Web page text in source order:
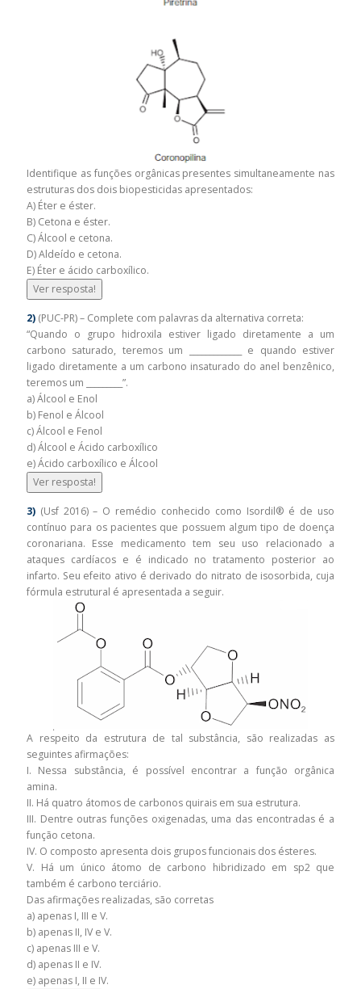
Identifique as funções orgânicas presentes simultaneamente nas
estruturas dos dois biopesticidas apresentados:
A) Éter e éster.
B) Cetona e éster.
C) Álcool e cetona.
D) Aldeído e cetona.
E) Éter e ácido carboxílico.
Ver resposta!
2) (PUC-PR) – Complete com palavras da alternativa correta:
“Quando o grupo hidroxila estiver ligado diretamente a um
carbono saturado, teremos um _____________ e quando estiver
ligado diretamente a um carbono insaturado do anel benzênico,
teremos um _________”.
a) Álcool e Enol
b) Fenol e Álcool
c) Álcool e Fenol
d) Álcool e Ácido carboxílico
e) Ácido carboxílico e Álcool
Ver resposta!
3) (Usf 2016) – O remédio conhecido como Isordil® é de uso
contínuo para os pacientes que possuem algum tipo de doença
coronariana. Esse medicamento tem seu uso relacionado a
ataques cardíacos e é indicado no tratamento posterior ao
infarto. Seu efeito ativo é derivado do nitrato de isosorbida, cuja
fórmula estrutural é apresentada a seguir.
A respeito da estrutura de tal substância, são realizadas as
seguintes afirmações:
I. Nessa substância, é possível encontrar a função orgânica
amina.
II. Há quatro átomos de carbonos quirais em sua estrutura.
III. Dentre outras funções oxigenadas, uma das encontradas é a
função cetona.
IV. O composto apresenta dois grupos funcionais dos ésteres.
V. Há um único átomo de carbono hibridizado em sp2 que
também é carbono terciário.
Das afirmações realizadas, são corretas
a) apenas I, III e V.
b) apenas II, IV e V.
c) apenas III e V.
d) apenas II e IV.
e) apenas I, II e IV.